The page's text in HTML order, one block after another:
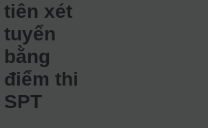
tiên xét
tuyển
bằng
điểm thi
SPT